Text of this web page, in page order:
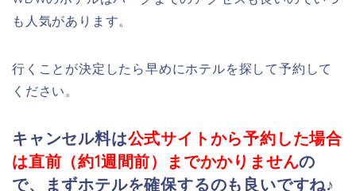
も人気があります。
行くことが決定したら早めにホテルを探して予約して
ください。
キャンセル料は公式サイトから予約した場合
は直前（約1週間前）までかかりませんの
で、まずホテルを確保するのも良いですね♪